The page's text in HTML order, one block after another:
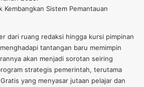
Kembangkan Sistem Pemantauan
dari ruang redaksi hingga kursi pimpinan
tantangan baru memimpin
akan menjadi sorotan seiring
strategis pemerintah, terutama
yang menyasar jutaan pelajar dan